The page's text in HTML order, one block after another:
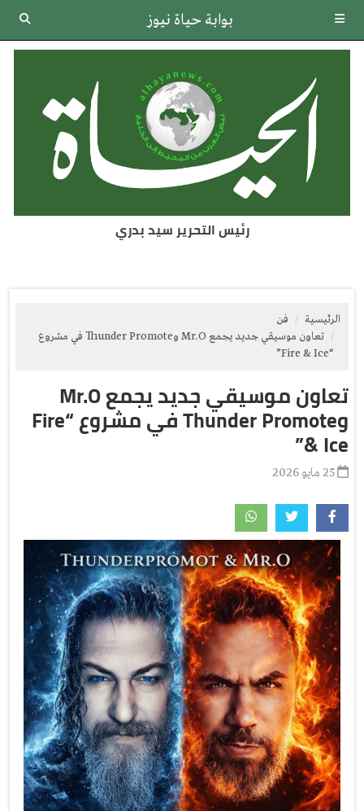
بوابة حياة نيوز
رئيس التحرير سيد بدري
الرئيسية
فن
تعاون موسيقي جديد يجمع Mr.O وThunder Promote في مشروع
“Fire & Ice”
تعاون موسيقي جديد يجمع Mr.O
وThunder Promote في مشروع “Fire
& Ice”